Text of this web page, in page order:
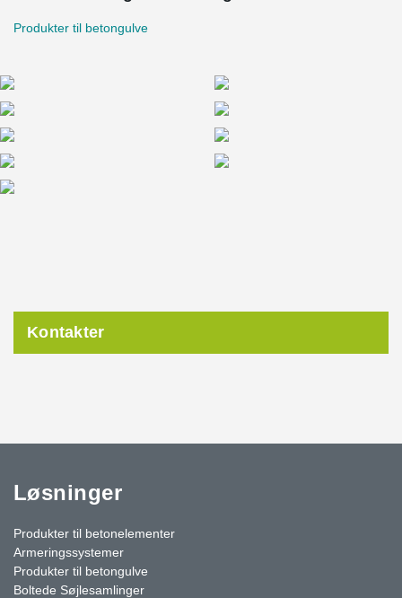
Produkter til betongulve
Kontakter
Løsninger
Produkter til betonelementer
Armeringssystemer
Produkter til betongulve
Boltede Søjlesamlinger